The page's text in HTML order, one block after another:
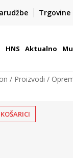
Trgovine
1,50 €
| Više od
HNS Aktualno
Proizvodi